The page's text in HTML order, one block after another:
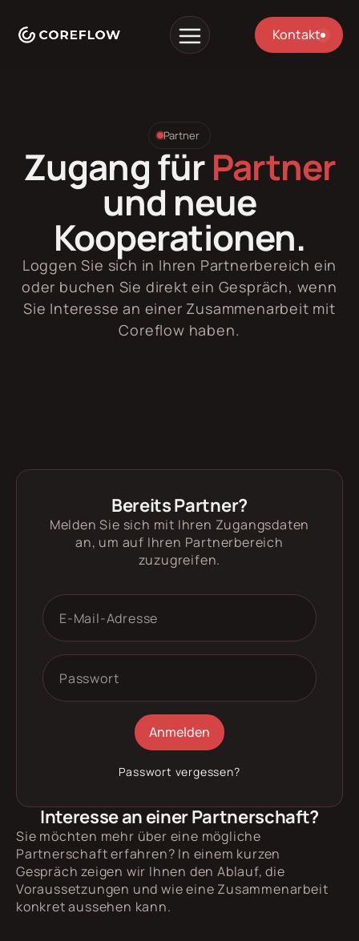
Kontakt
Partner
Zugang fürPartner
und neue
Kooperationen.
Loggen Sie sich in Ihren Partnerbereich ein
oder buchen Sie direkt ein Gespräch, wenn
Sie Interesse an einer Zusammenarbeit mit
Coreflow haben.
Interesse an einer Partnerschaft?
Sie möchten mehr über eine mögliche
Partnerschaft erfahren? In einem kurzen
Gespräch zeigen wir Ihnen den Ablauf, die
Voraussetzungen und wie eine Zusammenarbeit
konkret aussehen kann.
Bereits Partner?
Melden Sie sich mit Ihren Zugangsdaten
an, um auf Ihren Partnerbereich
zuzugreifen.
Anmelden
Passwort vergessen?